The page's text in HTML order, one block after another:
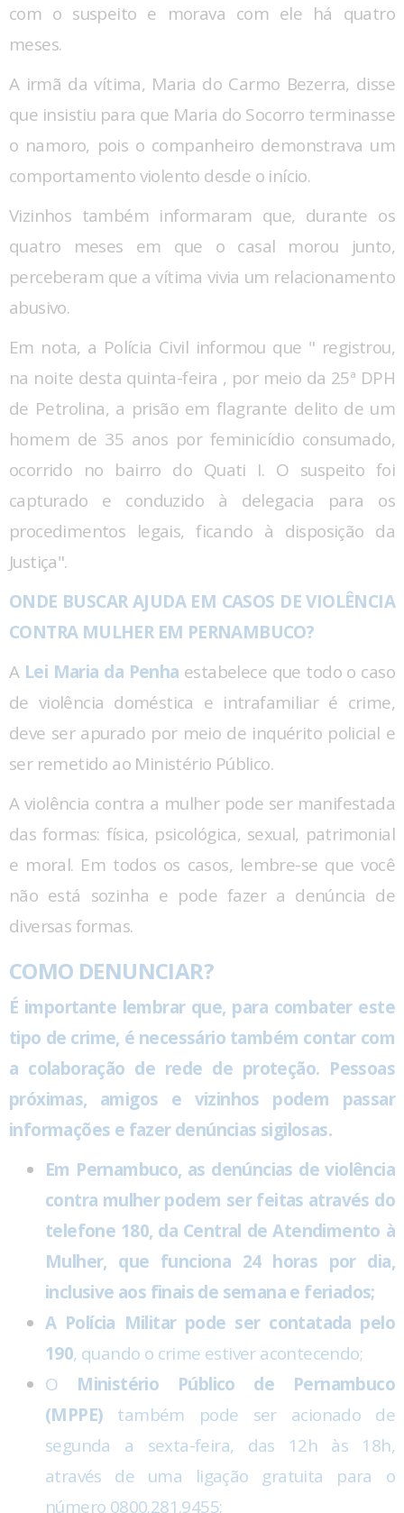
com o suspeito e morava com ele há quatro
meses.
A irmã da vítima, Maria do Carmo Bezerra, disse
que insistiu para que Maria do Socorro terminasse
o namoro, pois o companheiro demonstrava um
comportamento violento desde o início.
Vizinhos também informaram que, durante os
quatro meses em que o casal morou junto,
perceberam que a vítima vivia um relacionamento
abusivo.
Em nota, a Polícia Civil informou que " registrou,
na noite desta quinta-feira , por meio da 25ª DPH
de Petrolina, a prisão em flagrante delito de um
homem de 35 anos por feminicídio consumado,
ocorrido no bairro do Quati I. O suspeito foi
capturado e conduzido à delegacia para os
procedimentos legais, ficando à disposição da
Justiça".
ONDE BUSCAR AJUDA EM CASOS DE VIOLÊNCIA
CONTRA MULHER EM PERNAMBUCO?
A Lei Maria da Penha estabelece que todo o caso
de violência doméstica e intrafamiliar é crime,
deve ser apurado por meio de inquérito policial e
ser remetido ao Ministério Público.
A violência contra a mulher pode ser manifestada
das formas: física, psicológica, sexual, patrimonial
e moral. Em todos os casos, lembre-se que você
não está sozinha e pode fazer a denúncia de
diversas formas.
COMO DENUNCIAR?
É importante lembrar que, para combater este
tipo de crime, é necessário também contar com
a colaboração de rede de proteção. Pessoas
próximas, amigos e vizinhos podem passar
informações e fazer denúncias sigilosas.
Em Pernambuco, as denúncias de violência
contra mulher podem ser feitas através do
telefone 180, da Central de Atendimento à
Mulher, que funciona 24 horas por dia,
inclusive aos finais de semana e feriados;
A Polícia Militar pode ser contatada pelo
190, quando o crime estiver acontecendo;
O Ministério Público de Pernambuco
(MPPE) também pode ser acionado de
segunda a sexta-feira, das 12h às 18h,
através de uma ligação gratuita para o
número 0800.281.9455;